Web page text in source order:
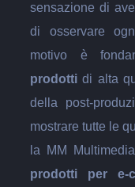
sensazione di
di osservare
motivo è
prodotti di alta
della post-
mostrare tutte le
la MM
prodotti per e-